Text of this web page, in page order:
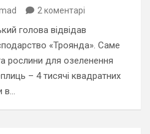
2 коментарі
голова відвідав
«Троянда». Саме
рослини для озеленення
– 4 тисячі квадратних
в…